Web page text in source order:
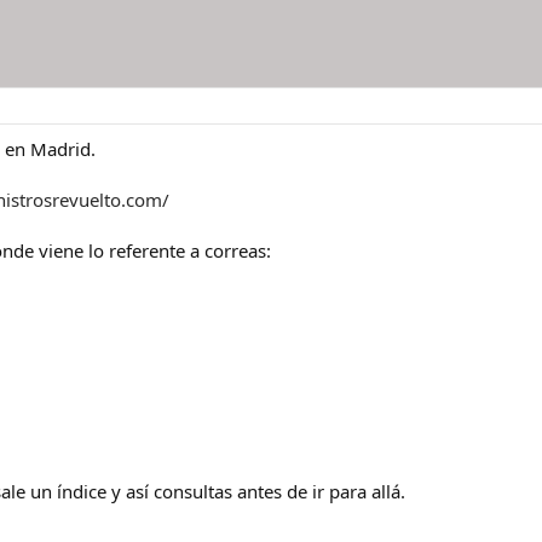
en Madrid.
viene lo referente a correas:
un índice y así consultas antes de ir para allá.